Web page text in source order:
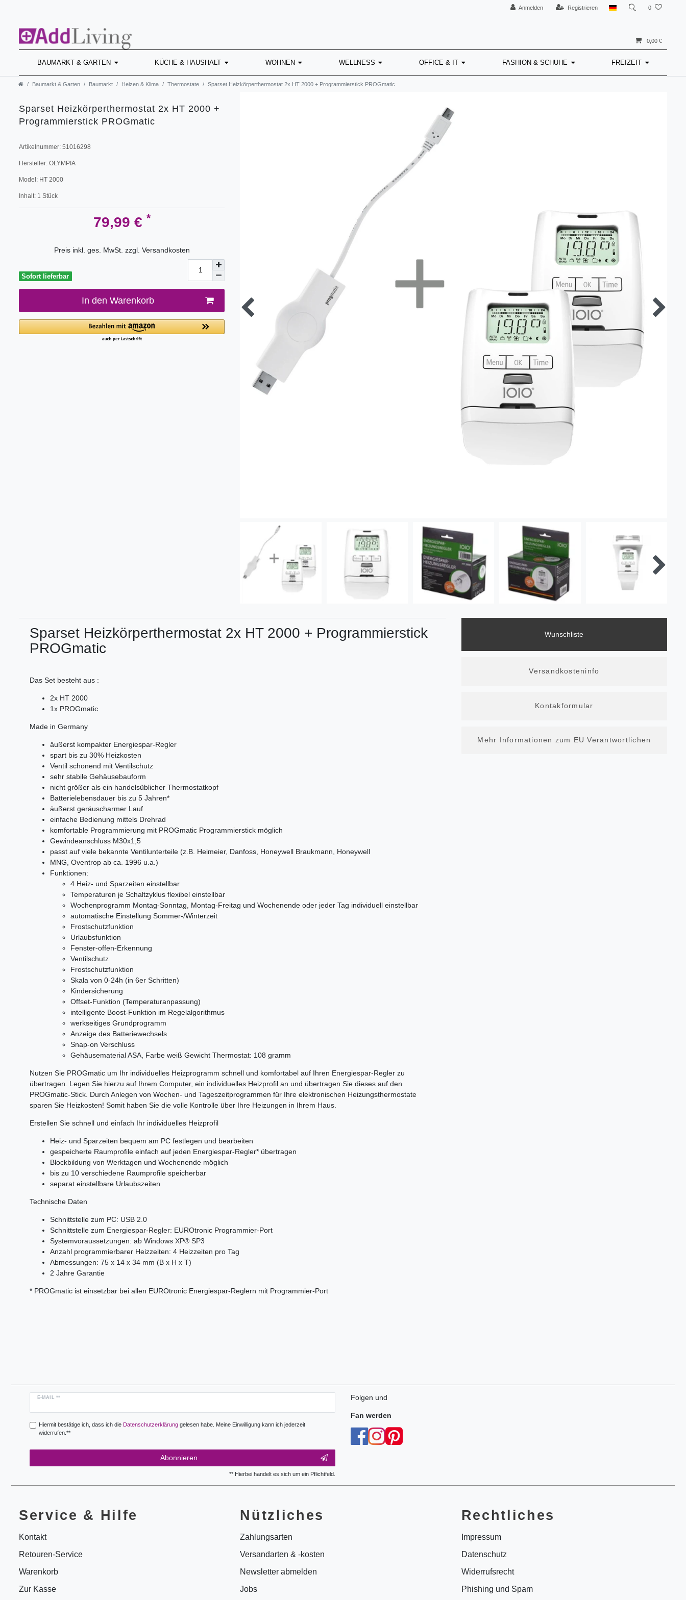
Anmelden Registrieren 0
0,00 €
BAUMARKT & GARTEN KÜCHE & HAUSHALT WOHNEN WELLNESS OFFICE & IT FASHION & SCHUHE FREIZEIT
Baumarkt & Garten Baumarkt Heizen & Klima Thermostate Sparset Heizkörperthermostat 2x HT 2000 + Programmierstick PROGmatic
Sparset Heizkörperthermostat 2x HT 2000 +
Programmierstick PROGmatic
Artikelnummer: 51016298
Hersteller: OLYMPIA
Model: HT 2000
Inhalt: 1 Stück
79,99 € *
Preis inkl. ges. MwSt. zzgl. Versandkosten
Sofort lieferbar
In den Warenkorb
Sparset Heizkörperthermostat 2x HT 2000 + Programmierstick
PROGmatic
Das Set besteht aus :
2x HT 2000
1x PROGmatic
Made in Germany
äußerst kompakter Energiespar-Regler
spart bis zu 30% Heizkosten
Ventil schonend mit Ventilschutz
sehr stabile Gehäusebauform
nicht größer als ein handelsüblicher Thermostatkopf
Batterielebensdauer bis zu 5 Jahren*
äußerst geräuscharmer Lauf
einfache Bedienung mittels Drehrad
komfortable Programmierung mit PROGmatic Programmierstick möglich
Gewindeanschluss M30x1,5
passt auf viele bekannte Ventilunterteile (z.B. Heimeier, Danfoss, Honeywell Braukmann, Honeywell
MNG, Oventrop ab ca. 1996 u.a.)
Funktionen:
4 Heiz- und Sparzeiten einstellbar
Temperaturen je Schaltzyklus flexibel einstellbar
Wochenprogramm Montag-Sonntag, Montag-Freitag und Wochenende oder jeder Tag individuell einstellbar
automatische Einstellung Sommer-/Winterzeit
Frostschutzfunktion
Urlaubsfunktion
Fenster-offen-Erkennung
Ventilschutz
Frostschutzfunktion
Skala von 0-24h (in 6er Schritten)
Kindersicherung
Offset-Funktion (Temperaturanpassung)
intelligente Boost-Funktion im Regelalgorithmus
werkseitiges Grundprogramm
Anzeige des Batteriewechsels
Snap-on Verschluss
Gehäusematerial ASA, Farbe weiß Gewicht Thermostat: 108 gramm
Nutzen Sie PROGmatic um Ihr individuelles Heizprogramm schnell und komfortabel auf Ihren Energiespar-Regler zu
übertragen. Legen Sie hierzu auf Ihrem Computer, ein individuelles Heizprofil an und übertragen Sie dieses auf den
PROGmatic-Stick. Durch Anlegen von Wochen- und Tageszeitprogrammen für Ihre elektronischen Heizungsthermostate
sparen Sie Heizkosten! Somit haben Sie die volle Kontrolle über Ihre Heizungen in Ihrem Haus.
Erstellen Sie schnell und einfach Ihr individuelles Heizprofil
Heiz- und Sparzeiten bequem am PC festlegen und bearbeiten
gespeicherte Raumprofile einfach auf jeden Energiespar-Regler* übertragen
Blockbildung von Werktagen und Wochenende möglich
bis zu 10 verschiedene Raumprofile speicherbar
separat einstellbare Urlaubszeiten
Technische Daten
Schnittstelle zum PC: USB 2.0
Schnittstelle zum Energiespar-Regler: EUROtronic Programmier-Port
Systemvoraussetzungen: ab Windows XP® SP3
Anzahl programmierbarer Heizzeiten: 4 Heizzeiten pro Tag
Abmessungen: 75 x 14 x 34 mm (B x H x T)
2 Jahre Garantie
* PROGmatic ist einsetzbar bei allen EUROtronic Energiespar-Reglern mit Programmier-Port
Wunschliste
Versandkosteninfo
Kontakformular
Mehr Informationen zum EU Verantwortlichen
E-MAIL **
Newsletter
Hiermit bestätige ich, dass ich die Daten­schutz­erklärunggelesen habe. Meine Einwilligung kann ich jederzeit
widerrufen.**
Abonnieren
** Hierbei handelt es sich um ein Pflichtfeld.
Folgen und
Fan werden
Service & Hilfe
Kontakt
Retouren-Service
Warenkorb
Zur Kasse
Nützliches
Zahlungsarten
Versandarten & -kosten
Newsletter abmelden
Jobs
Rechtliches
Impressum
Datenschutz
Widerrufsrecht
Phishing und Spam